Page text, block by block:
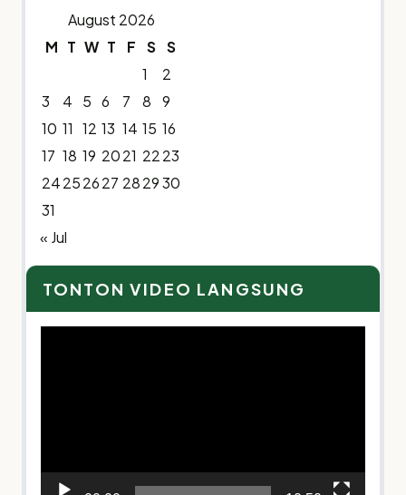
August 2026
M T W T F S S
1
2
3
4 5 6 7 8
9
10 11 12 13 14 15 16
17 18 19 2021 2223
24252627 282930
31
« Jul
TONTON VIDEO LANGSUNG